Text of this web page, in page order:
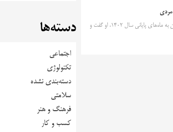
[ad_1] با نزدیک شدن به ماه‌های پایانی سال ۱۴۰۲، او گفت و
دسته‌ها
اجتماعی
تکنولوژی
دسته‌بندی نشده
سلامتی
فرهنگ و هنر
کسب و کار